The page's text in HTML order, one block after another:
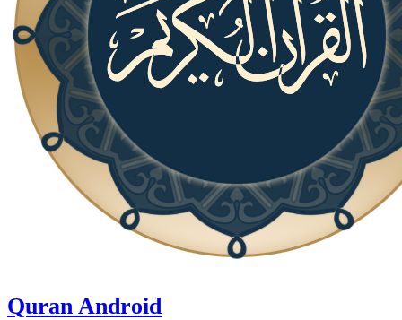
Quran Android